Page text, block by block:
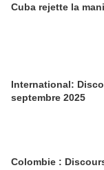
Cuba rejette la
International:
septembre 2025
Colombie :